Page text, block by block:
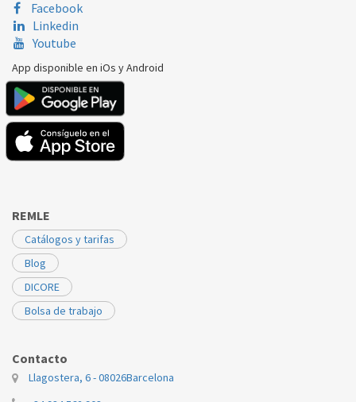
Facebook
Linkedin
Youtube
App disponible en iOs y Android
REMLE
Catálogos y tarifas
Blog
DICORE
Bolsa de trabajo
Contacto
Llagostera, 6 - 08026Barcelona